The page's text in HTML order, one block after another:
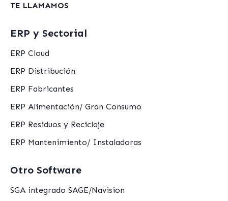
TE LLAMAMOS
ERP y Sectorial
ERP Cloud
ERP Distribución
ERP Fabricantes
ERP Alimentación/ Gran Consumo
ERP Residuos y Reciclaje
ERP Mantenimiento/ Instaladoras
Otro Software
SGA integrado SAGE/Navision